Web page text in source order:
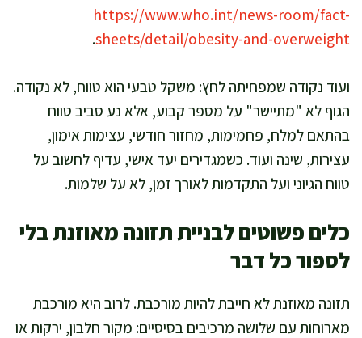
https://www.who.int/news-room/fact-
sheets/detail/obesity-and-overweight
.
ועוד נקודה שמפחיתה לחץ: משקל טבעי הוא טווח, לא נקודה.
הגוף לא "מתיישר" על מספר קבוע, אלא נע סביב טווח
בהתאם למלח, פחמימות, מחזור חודשי, עצימות אימון,
עצירות, שינה ועוד. כשמגדירים יעד אישי, עדיף לחשוב על
טווח הגיוני ועל התקדמות לאורך זמן, לא על שלמות.
כלים פשוטים לבניית תזונה מאוזנת בלי
לספור כל דבר
תזונה מאוזנת לא חייבת להיות מורכבת. לרוב היא מורכבת
מארוחות עם שלושה מרכיבים בסיסיים: מקור חלבון, ירקות או